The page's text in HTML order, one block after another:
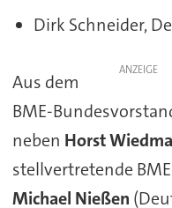
Dirk Schneider,
ANZEIGE
Aus dem
BME-
neben Horst
stellvertretende
Michael Nießen